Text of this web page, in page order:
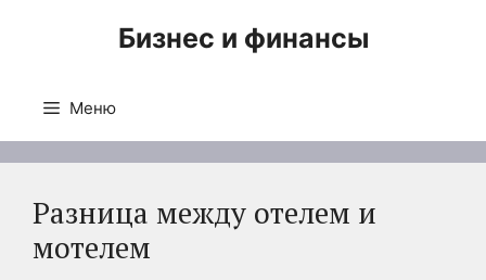
Бизнес и финансы
Меню
Разница между отелем и
мотелем